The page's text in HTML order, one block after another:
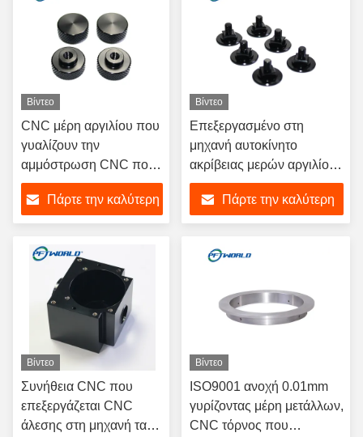
Βίντεο
CNC μέρη αργιλίου που
γυαλίζουν την
αμμόστρωση CNC που
επεξεργάζεται την
υπηρεσία στη μηχανή
Πάρτε την καλύτερη
Βίντεο
Επεξεργασμένο στη
μηχανή αυτοκίνητο
ακρίβειας μερών αργιλίου
μαύρης υποβολής σε
ανοδική οξείδωση CNC
εξαρτήματα
Πάρτε την καλύτερη
Βίντεο
Συνήθεια CNC που
επεξεργάζεται CNC
άλεσης στη μηχανή τα
Βίντεο
ISO9001 ανοχή 0.01mm
γυρίζοντας μέρη μετάλλων,
CNC τόρνος που